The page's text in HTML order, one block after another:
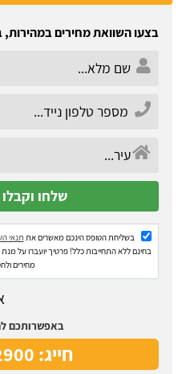
בצעו השוואת מחירים במהירות,
בשליחת הטופס הינכם מאשרים את תנאי
בחינם ללא התחייבות כלל! פרטיך יועברו על
מחירים
באפשרותכם
חייג: 077-6052900